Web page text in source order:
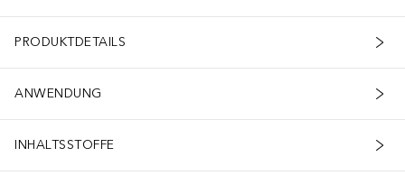
PRODUKTDETAILS
ANWENDUNG
INHALTSSTOFFE